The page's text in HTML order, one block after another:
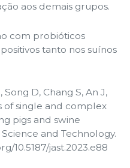
aos demais grupos.
com probióticos
tanto nos suínos
D, Chang S, An J,
of single and complex
pigs and swine
and Technology.
10.5187/jast.2023.e88